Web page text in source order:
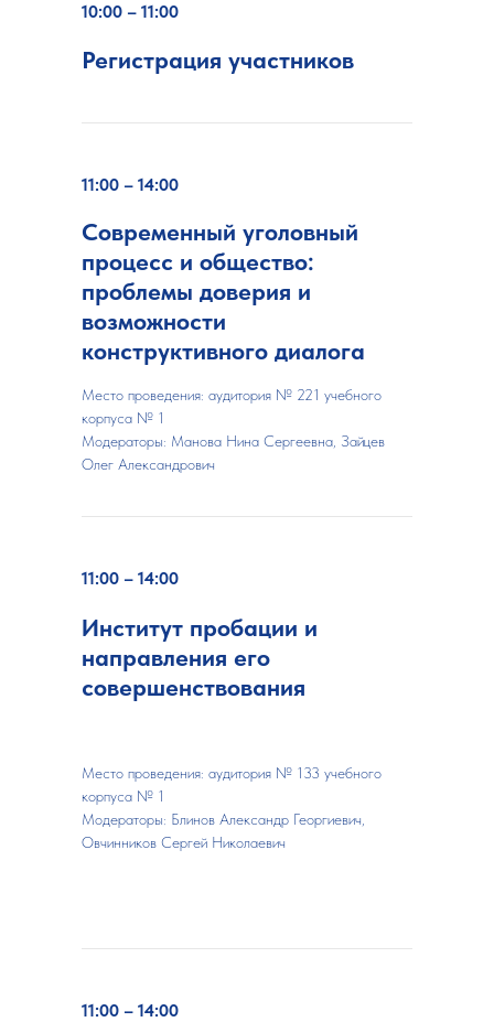
10:00 – 11:00
Регистрация участников
11:00 – 14:00
Современный уголовный
процесс и общество:
проблемы доверия и
возможности
конструктивного диалога
Место проведения: аудитория № 221 учебного
корпуса № 1
Модераторы: Манова Нина Сергеевна, Зайцев
Олег Александрович
11:00 – 14:00
Институт пробации и
направления его
совершенствования
Место проведения: аудитория № 133 учебного
корпуса № 1
Модераторы: Блинов Александр Георгиевич,
Овчинников Сергей Николаевич
11:00 – 14:00